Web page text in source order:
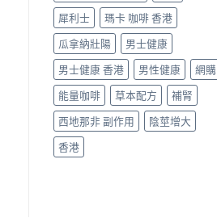
犀利士
瑪卡 咖啡 香港
瓜拿納壯陽
男士健康
男士健康 香港
男性健康
網購
能量咖啡
草本配方
補腎
西地那非 副作用
陰莖增大
香港